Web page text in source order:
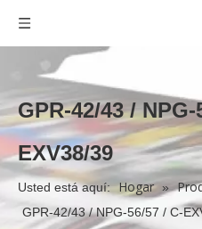
GPR-42/43 / NPG-
EXV38/39
Usted está aquí: Hogar »
GPR-42/43 / NPG-56/57 / C-